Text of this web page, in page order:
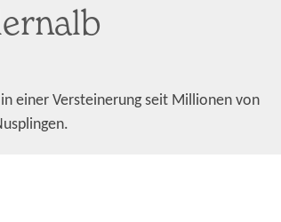
einer Versteinerung seit Millionen von